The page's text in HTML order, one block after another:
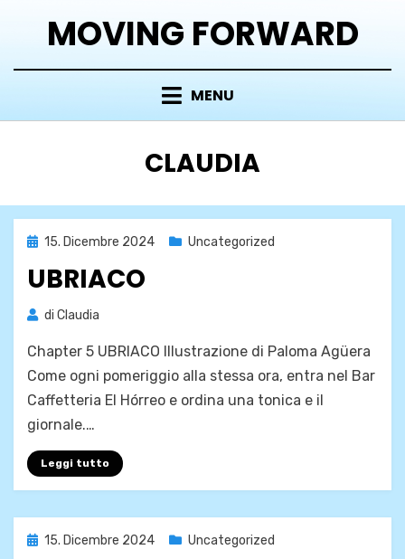
MOVING FORWARD
MENU
AUTORE
:
CLAUDIA
Pubblicato
15. Dicembre 2024 Uncategorized
UBRIACO
di Claudia
Chapter 5 UBRIACO Illustrazione di Paloma Agüera
Come ogni pomeriggio alla stessa ora, entra nel Bar
Caffetteria El Hórreo e ordina una tonica e il
giornale.…
Leggi tutto
Pubblicato
15. Dicembre 2024 Uncategorized